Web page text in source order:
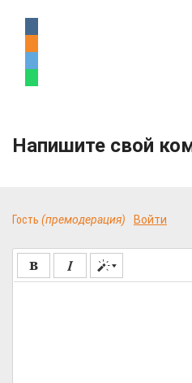
Напишите свой
Гость (премодерация) Войти